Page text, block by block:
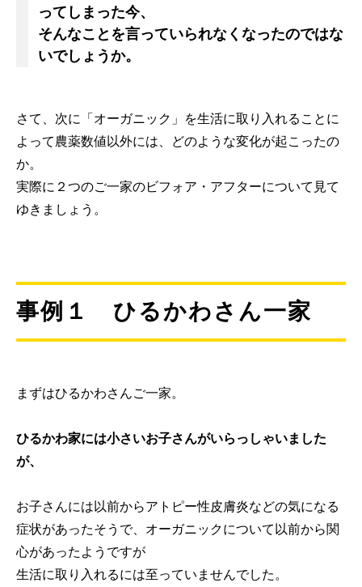
ってしまった今、
そんなことを言っていられなくなったのではな
いでしょうか。
さて、次に「オーガニック」を生活に取り入れることに
よって農薬数値以外には、どのような変化が起こったの
か。
実際に２つのご一家のビフォア・アフターについて見て
ゆきましょう。
事例１ ひるかわさん一家
まずはひるかわさんご一家。
ひるかわ家には小さいお子さんがいらっしゃいました
が、
お子さんには以前からアトピー性皮膚炎などの気になる
症状があったそうで、オーガニックについて以前から関
心があったようですが
生活に取り入れるには至っていませんでした。